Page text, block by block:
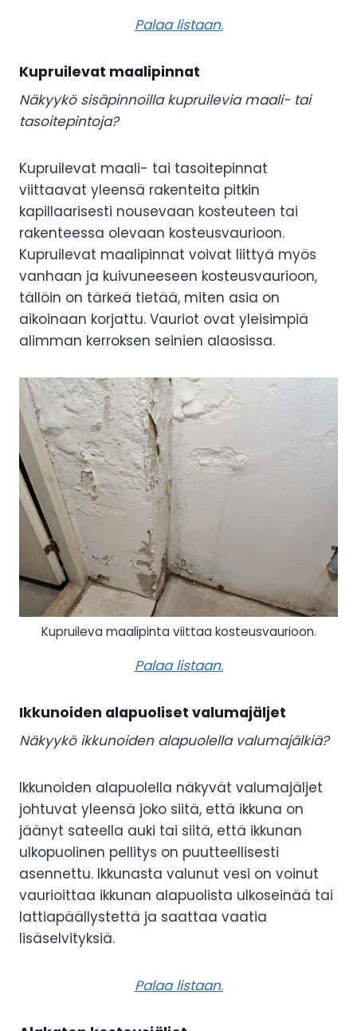
Palaa listaan.
Kupruilevat maalipinnat
Näkyykö sisäpinnoilla kupruilevia maali- tai
tasoitepintoja?
Kupruilevat maali- tai tasoitepinnat
viittaavat yleensä rakenteita pitkin
kapillaarisesti nousevaan kosteuteen tai
rakenteessa olevaan kosteusvaurioon.
Kupruilevat maalipinnat voivat liittyä myös
vanhaan ja kuivuneeseen kosteusvaurioon,
tällöin on tärkeä tietää, miten asia on
aikoinaan korjattu. Vauriot ovat yleisimpiä
alimman kerroksen seinien alaosissa.
Kupruileva maalipinta viittaa kosteusvaurioon.
Palaa listaan.
Ikkunoiden alapuoliset valumajäljet
Näkyykö ikkunoiden alapuolella valumajälkiä?
Ikkunoiden alapuolella näkyvät valumajäljet
johtuvat yleensä joko siitä, että ikkuna on
jäänyt sateella auki tai siitä, että ikkunan
ulkopuolinen pellitys on puutteellisesti
asennettu. Ikkunasta valunut vesi on voinut
vaurioittaa ikkunan alapuolista ulkoseinää tai
lattiapäällystettä ja saattaa vaatia
lisäselvityksiä.
Palaa listaan.